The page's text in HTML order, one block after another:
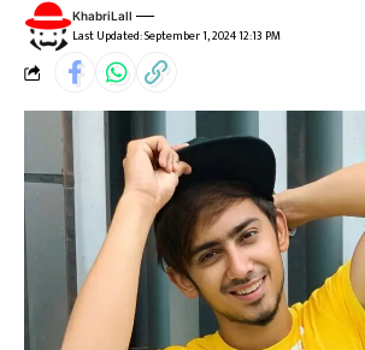
Last Updated: September 1, 2024 12:13 PM
KhabriLall